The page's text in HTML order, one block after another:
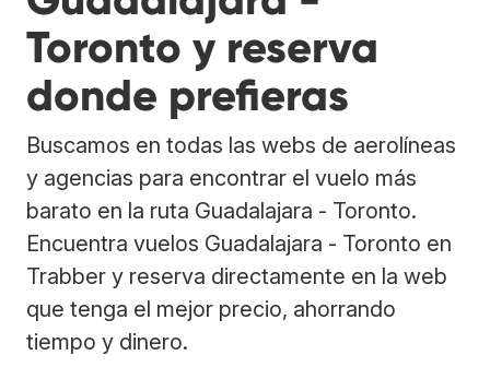
Toronto y reserva
donde prefieras
Buscamos en todas las webs de aerolíneas
y agencias para encontrar el vuelo más
barato en la ruta Guadalajara - Toronto.
Encuentra vuelos Guadalajara - Toronto en
Trabber y reserva directamente en la web
que tenga el mejor precio, ahorrando
tiempo y dinero.